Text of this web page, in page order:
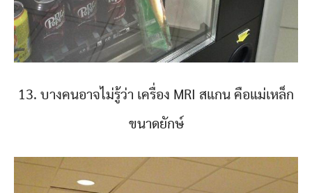
13. บางคนอาจไม่รู้ว่า เครื่อง MRI สแกน คือแม่เหล็ก
ขนาดยักษ์